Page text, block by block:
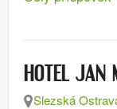
HOTEL JAN
Slezská